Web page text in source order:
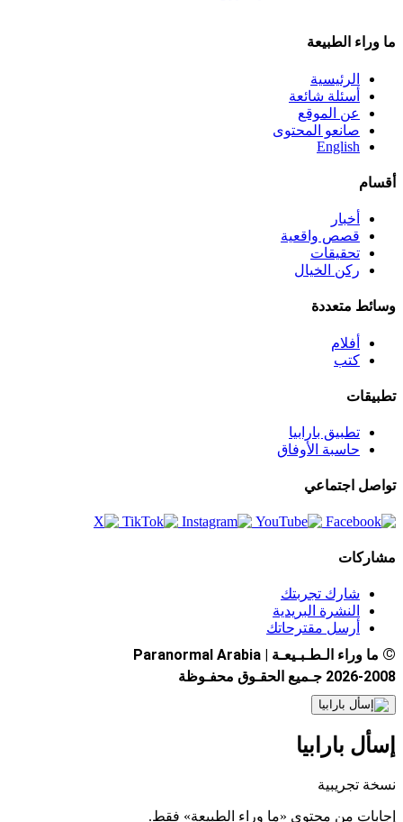
ما وراء الطبيعة
الرئيسية
أسئلة شائعة
عن الموقع
صانعو المحتوى
English
أقسام
أخبار
قصص واقعية
تحقيقات
ركن الخيال
وسائط متعددة
أفلام
كتب
تطبيقات
تطبيق بارابيا
حاسبة الأوفاق
تواصل اجتماعي
مشاركات
شارك تجربتك
النشرة البريدية
أرسل مقترحاتك
© ما وراء الـطـبـيعـة | Paranormal Arabia
2026-2008 جـميع الحقـوق محفـوظة
إسأل بارابيا
نسخة تجريبية
إجابات من محتوى «ما وراء الطبيعة» فقط.